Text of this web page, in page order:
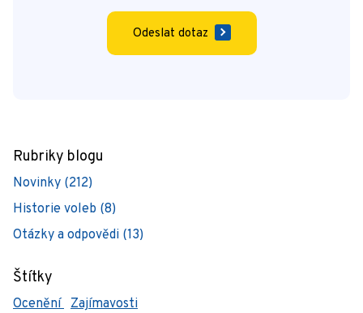
Odeslat dotaz
Rubriky blogu
Novinky (212)
Historie voleb (8)
Otázky a odpovědi (13)
Štítky
Ocenění Zajímavosti